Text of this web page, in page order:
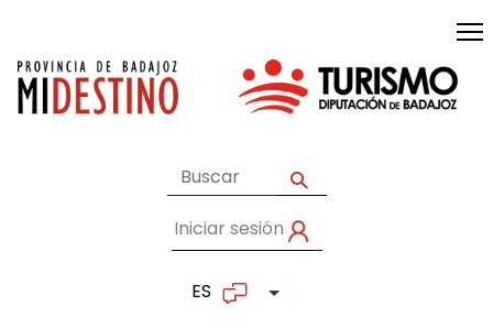
User account
Iniciar sesión
ES Lista adicional de